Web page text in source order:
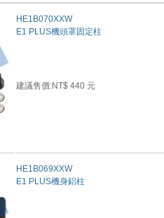
HE1B070XXW
E1 PLUS機頭罩固定柱
建議售價:NT$ 440 元
HE1B069XXW
E1 PLUS機身鋁柱